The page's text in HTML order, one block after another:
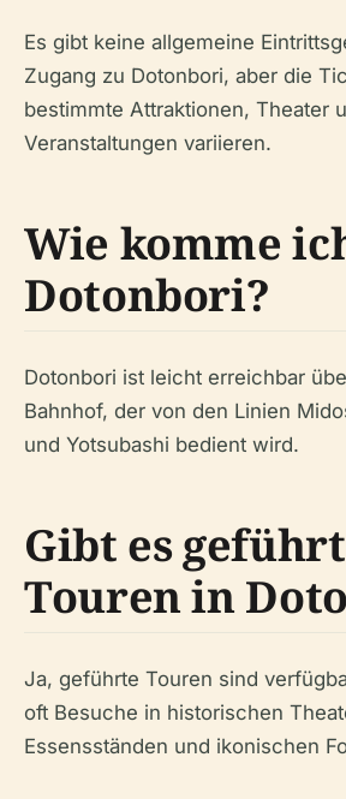
Es gibt keine allgemeine
Zugang zu Dotonbori, aber die
bestimmte Attraktionen, Theater
Veranstaltungen variieren.
Wie komme
Dotonbori?
Dotonbori ist leicht erreichbar
Bahnhof, der von den Linien
und Yotsubashi bedient wird.
Gibt es
Touren in
Ja, geführte Touren sind
oft Besuche in historischen
Essensständen und ikonischen